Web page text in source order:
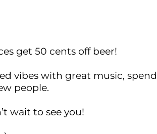
get 50 cents off beer!
vibes with great music,
people.
wait to see you!